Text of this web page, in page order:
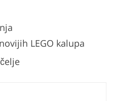
LEGO kalupa